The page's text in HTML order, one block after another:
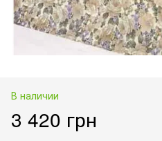
В наличии
3 420 грн